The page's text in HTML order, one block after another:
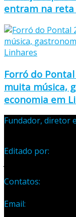
entram na
Forró do
muita música,
economia em
Fundador, diretor
Editado por:
Contatos:
Email: